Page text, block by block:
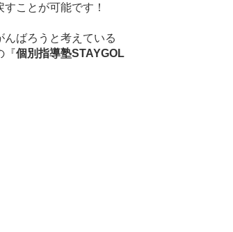
ことが可能です！
んばろうと考えている
『個別指導塾STAYGOL